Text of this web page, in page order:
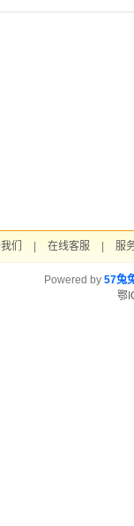
们 在线客服 服
Powered by 57兔
鄂